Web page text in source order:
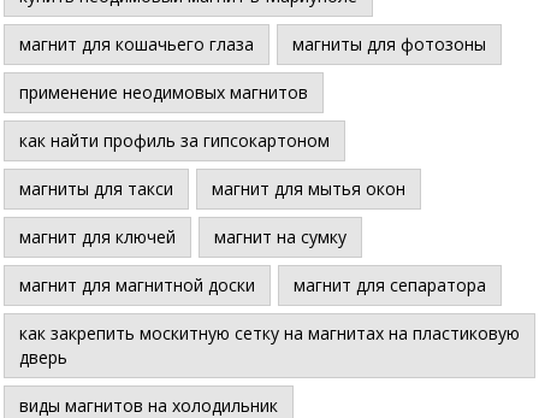
магнит для кошачьего глаза магниты для фотозоны
применение неодимовых магнитов
как найти профиль за гипсокартоном
магниты для такси магнит для мытья окон
магнит для ключей магнит на сумку
магнит для магнитной доски магнит для сепаратора
как закрепить москитную сетку на магнитах на пластиковую
дверь
виды магнитов на холодильник